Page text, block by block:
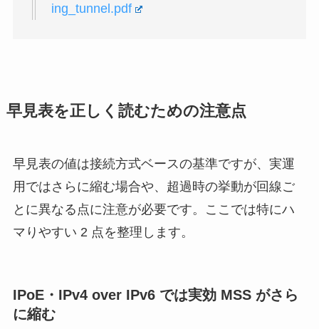
ing_tunnel.pdf
早見表を正しく読むための注意点
早見表の値は接続方式ベースの基準ですが、実運
用ではさらに縮む場合や、超過時の挙動が回線ご
とに異なる点に注意が必要です。ここでは特にハ
マりやすい 2 点を整理します。
IPoE・IPv4 over IPv6 では実効 MSS がさら
に縮む